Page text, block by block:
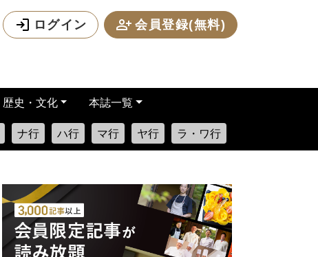
ログイン 会員登録(無料)
歴史・文化 本誌一覧
ナ行 ハ行 マ行 ヤ行 ラ・ワ行